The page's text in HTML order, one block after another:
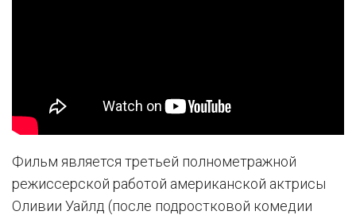
Фильм является третьей полнометражной
режиссерской работой американской актрисы
Оливии Уайлд (после подростковой комедии